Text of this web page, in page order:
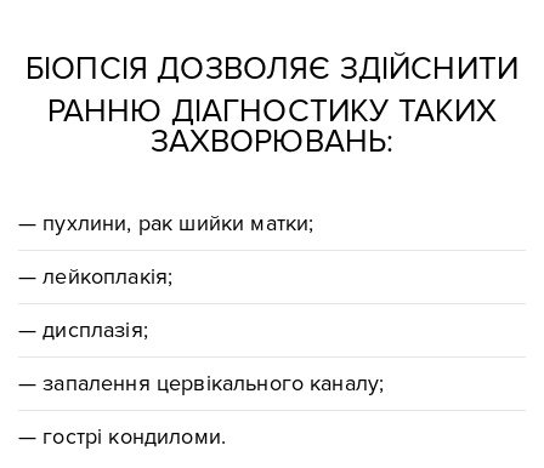
БІОПСІЯ ДОЗВОЛЯЄ ЗДІЙСНИТИ
РАННЮ ДІАГНОСТИКУ ТАКИХ
ЗАХВОРЮВАНЬ:
— пухлини, рак шийки матки;
— лейкоплакія;
— дисплазія;
— запалення цервікального каналу;
— гострі кондиломи.